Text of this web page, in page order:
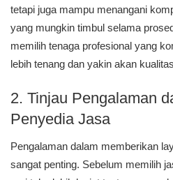
tetapi juga mampu menangani
yang mungkin timbul selama
memilih tenaga profesional yang
lebih tenang dan yakin akan
2. Tinjau Pengalaman
Penyedia Jasa
Pengalaman dalam memberikan
sangat penting. Sebelum memilih